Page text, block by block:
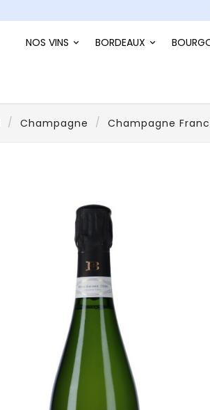
NOS VINS BORDEAUX
Champagne Champagne